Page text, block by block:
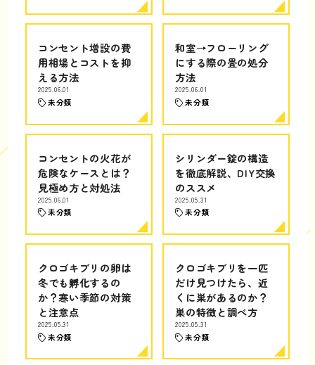
コンセント増設の費
用相場とコストを抑
える方法
2025.06.01
未分類
和室→フローリング
にする際の畳の処分
方法
2025.06.01
未分類
コンセントの火花が
危険なケースとは？
見極め方と対処法
2025.06.01
未分類
シリンダー錠の構造
を徹底解説、DIY交換
のススメ
2025.05.31
未分類
クロゴキブリの卵は
冬でも孵化するの
か？寒い季節の対策
と注意点
2025.05.31
未分類
クロゴキブリを一匹
だけ見つけたら、近
くに巣があるのか？
巣の特徴と調べ方
2025.05.31
未分類